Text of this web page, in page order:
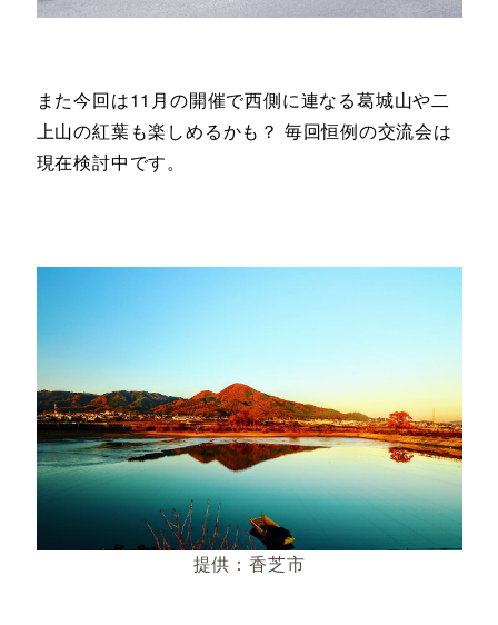
また今回は11月の開催で西側に連なる葛城山や二
上山の紅葉も楽しめるかも？ 毎回恒例の交流会は
現在検討中です。
提供：香芝市